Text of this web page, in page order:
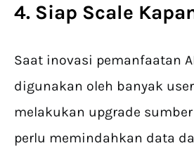
4. Siap Scale
Saat inovasi pemanfaatan
digunakan oleh banyak
melakukan upgrade
perlu memindahkan data